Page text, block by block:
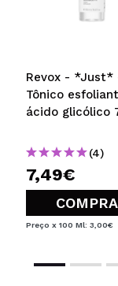
Revox - *Just*
Tônico
ácido glicólico
(4)
7,49€
Preço x 100 Ml: 3,00€